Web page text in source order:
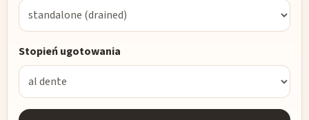
Stopień ugotowania